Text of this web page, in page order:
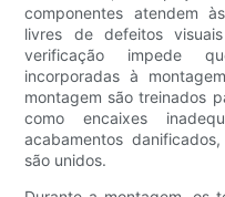
componentes atendem
livres de defeitos
verificação impede
incorporadas à
montagem são treinados
como encaixes
acabamentos
são unidos.